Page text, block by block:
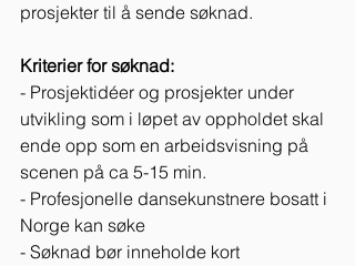
prosjekter til å sende søknad.
Kriterier for søknad:
- Prosjektidéer og prosjekter under
utvikling som i løpet av oppholdet skal
ende opp som en arbeidsvisning på
scenen på ca 5-15 min.
- Profesjonelle dansekunstnere bosatt i
Norge kan søke
- Søknad bør inneholde kort